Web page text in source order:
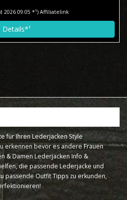
2026 09:05 *¹) Affiliatelink
Details*¹
für Ihren Lederjacken Style
erkennen bevor es andere Frauen
& Damen Lederjacken Info &
die passende Lederjacke und
passende Outfit Tipps zu erkunden,